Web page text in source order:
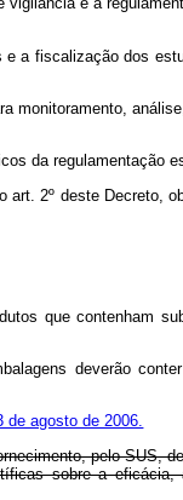
a fiscalização dos
monitoramento,
da regulamentação
art. 2º deste Decreto,
que contenham
deverão
de agosto de 2006.
pelo SUS,
sobre a